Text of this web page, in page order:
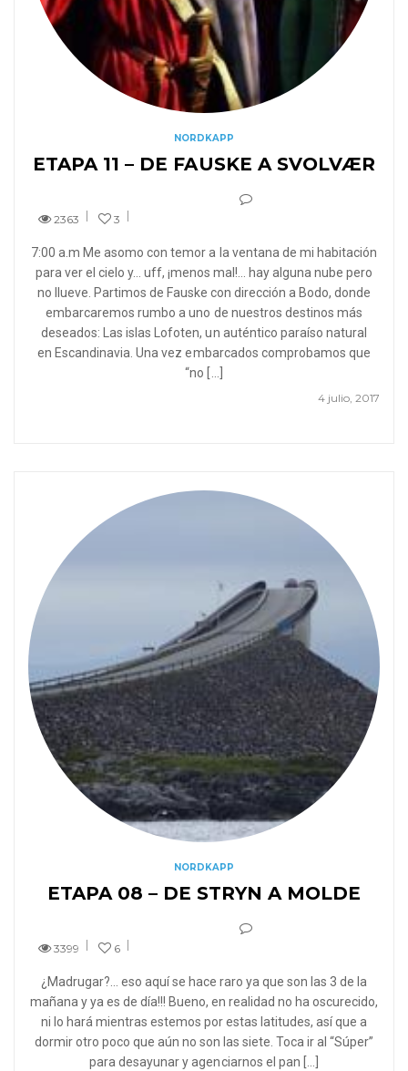
NORDKAPP
ETAPA 11 – DE FAUSKE A SVOLVÆR
2363 3
4 julio, 2017
7:00 a.m Me asomo con temor a la ventana de mi habitación
para ver el cielo y… uff, ¡menos mal!… hay alguna nube pero
no llueve. Partimos de Fauske con dirección a Bodo, donde
embarcaremos rumbo a uno de nuestros destinos más
deseados: Las islas Lofoten, un auténtico paraíso natural
en Escandinavia. Una vez embarcados comprobamos que
“no […]
NORDKAPP
ETAPA 08 – DE STRYN A MOLDE
3399 6
¿Madrugar?… eso aquí se hace raro ya que son las 3 de la
mañana y ya es de día!!! Bueno, en realidad no ha oscurecido,
ni lo hará mientras estemos por estas latitudes, así que a
dormir otro poco que aún no son las siete. Toca ir al “Súper”
para desayunar y agenciarnos el pan […]